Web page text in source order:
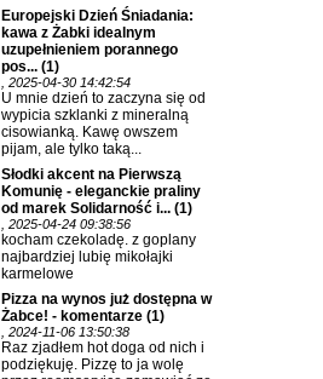
Europejski Dzień Śniadania:
kawa z Żabki idealnym
uzupełnieniem porannego
pos... (1)
, 2025-04-30 14:42:54
U mnie dzień to zaczyna się od
wypicia szklanki z mineralną
cisowianką. Kawę owszem
pijam, ale tylko taką...
Słodki akcent na Pierwszą
Komunię - eleganckie praliny
od marek Solidarność i... (1)
, 2025-04-24 09:38:56
kocham czekoladę. z goplany
najbardziej lubię mikołajki
karmelowe
Pizza na wynos już dostępna w
Żabce! - komentarze (1)
, 2024-11-06 13:50:38
Raz zjadłem hot doga od nich i
podziękuję. Pizzę to ja wolę